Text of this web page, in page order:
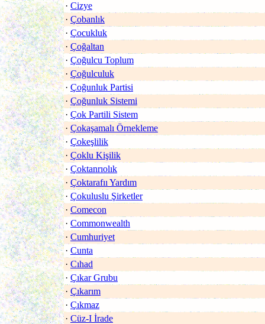
· Cizye
· Çobanlık
· Çocukluk
· Çoğaltan
· Çoğulcu Toplum
· Çoğulculuk
· Çoğunluk Partisi
· Çoğunluk Sistemi
· Çok Partili Sistem
· Çokaşamalı Örnekleme
· Çokeşlilik
· Çoklu Kişilik
· Çoktanrıolık
· Çoktarafıı Yardım
· Çokuluslu Şirketler
· Comecon
· Commonwealth
· Cumhuriyet
· Cunta
· Cıhad
· Çıkar Grubu
· Çıkarım
· Çıkmaz
· Cüz-I İrade